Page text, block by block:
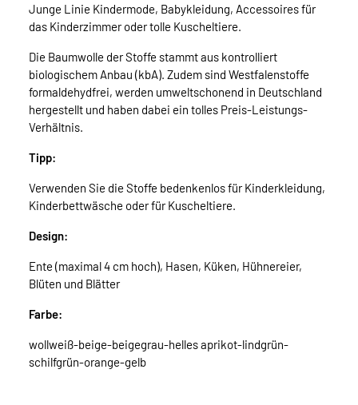
Junge Linie Kindermode, Babykleidung, Accessoires für
das Kinderzimmer oder tolle Kuscheltiere.
Die Baumwolle der Stoffe stammt aus kontrolliert
biologischem Anbau (kbA). Zudem sind Westfalenstoffe
formaldehydfrei, werden umweltschonend in Deutschland
hergestellt und haben dabei ein tolles Preis-Leistungs-
Verhältnis.
Tipp:
Verwenden Sie die Stoffe bedenkenlos für Kinderkleidung,
Kinderbettwäsche oder für Kuscheltiere.
Design:
Ente (maximal 4 cm hoch), Hasen, Küken, Hühnereier,
Blüten und Blätter
Farbe:
wollweiß-beige-beigegrau-helles aprikot-lindgrün-
schilfgrün-orange-gelb